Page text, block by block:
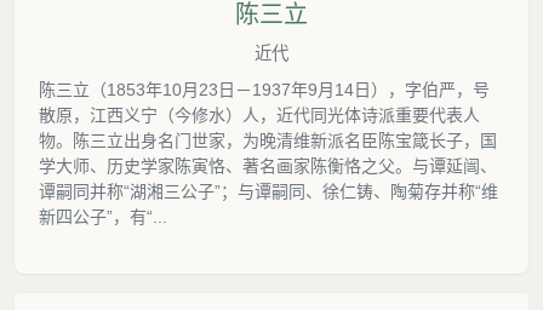
陈三立
近代
陈三立（1853年10月23日－1937年9月14日），字伯严，号
散原，江西义宁（今修水）人，近代同光体诗派重要代表人
物。陈三立出身名门世家，为晚清维新派名臣陈宝箴长子，国
学大师、历史学家陈寅恪、著名画家陈衡恪之父。与谭延闿、
谭嗣同并称“湖湘三公子”；与谭嗣同、徐仁铸、陶菊存并称“维
新四公子”，有“...